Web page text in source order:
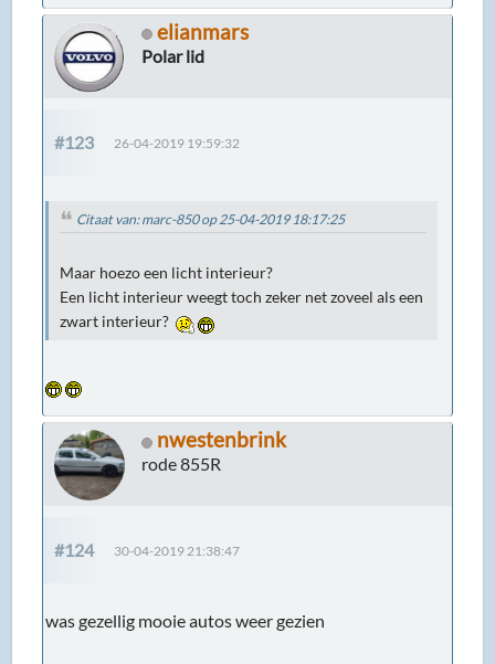
elianmars
Polar lid
#123 26-04-2019 19:59:32
Citaat van: marc-850 op 25-04-2019 18:17:25
Maar hoezo een licht interieur?
Een licht interieur weegt toch zeker net zoveel als een
zwart interieur?
nwestenbrink
rode 855R
#124 30-04-2019 21:38:47
was gezellig mooie autos weer gezien